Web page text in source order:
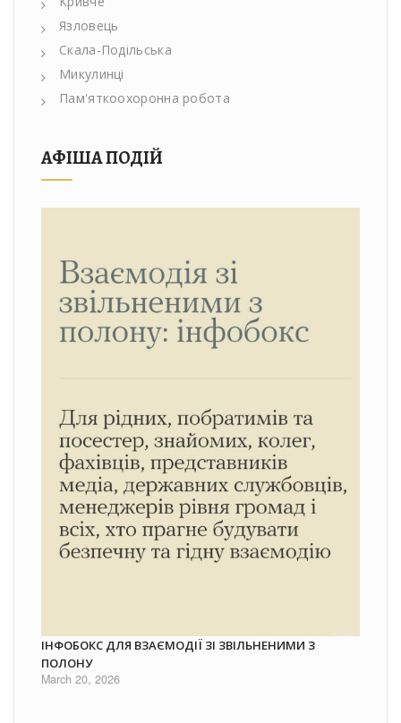
Язловець
Скала-Подільська
Микулинці
Пам'яткоохоронна робота
АФІША ПОДІЙ
ІНФОБОКС ДЛЯ ВЗАЄМОДІЇ ЗІ ЗВІЛЬНЕНИМИ З
ПОЛОНУ
March 20, 2026